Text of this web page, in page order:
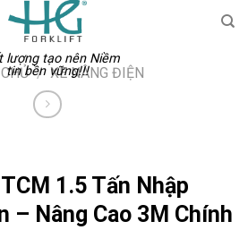
lượng tạo nên Niềm
tin bền vững!!!
/ XE NÂNG ĐIỆN
1.5 Tấn Nhập
– Nâng Cao 3M Chính